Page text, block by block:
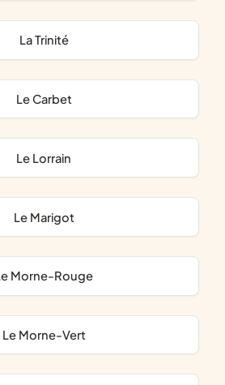
La Trinité
Le Carbet
Le Lorrain
Le Marigot
Le Morne-Rouge
Le Morne-Vert